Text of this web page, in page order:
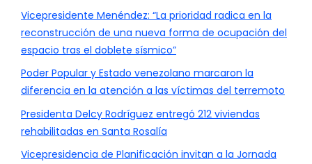
Vicepresidente Menéndez: “La prioridad radica en la
reconstrucción de una nueva forma de ocupación del
espacio tras el doblete sísmico”
Poder Popular y Estado venezolano marcaron la
diferencia en la atención a las víctimas del terremoto
Presidenta Delcy Rodríguez entregó 212 viviendas
rehabilitadas en Santa Rosalía
Vicepresidencia de Planificación invitan a la Jornada